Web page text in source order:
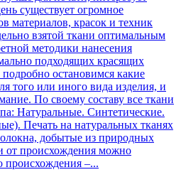
существует огромное
материалов, красок и техник
взятой ткани оптимальным
методики нанесения
подходящих красящих
остановимся какие
того или иного вида изделия, и
По своему составу все ткани
Натуральные. Синтетические.
Печать на натуральных тканях
добытые из природных
от происхождения можно
–...